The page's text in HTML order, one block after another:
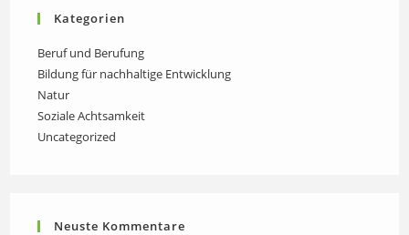
Kategorien
Beruf und Berufung
Bildung für nachhaltige Entwicklung
Natur
Soziale Achtsamkeit
Uncategorized
Neuste Kommentare